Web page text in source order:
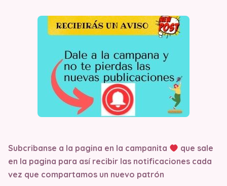
Subcribanse a la pagina en la campanita
que sale
en la pagina para así recibir las notificaciones cada
vez que compartamos un nuevo patrón